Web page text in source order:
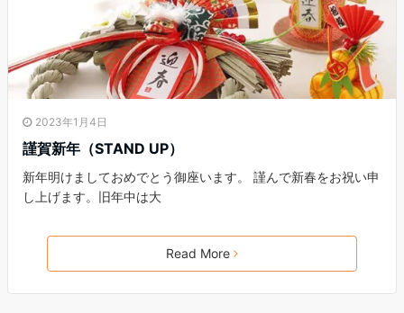
2023年1月4日
謹賀新年（STAND UP）
新年明けましておめでとう御座います。 謹んで新春をお祝い申
し上げます。旧年中は大
Read More